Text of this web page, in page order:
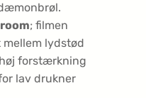
; filmen
lydstød
forstærkning
lav drukner